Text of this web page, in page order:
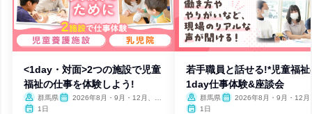
<1day・対面>2つの施設で児童
福祉の仕事を体験しよう!
群馬県
2026年8月・9月・12月、20
1日
若手職員と話せる!*児童福祉
1day仕事体験&座談会
群馬県
2026年8月・9月・12月
1日